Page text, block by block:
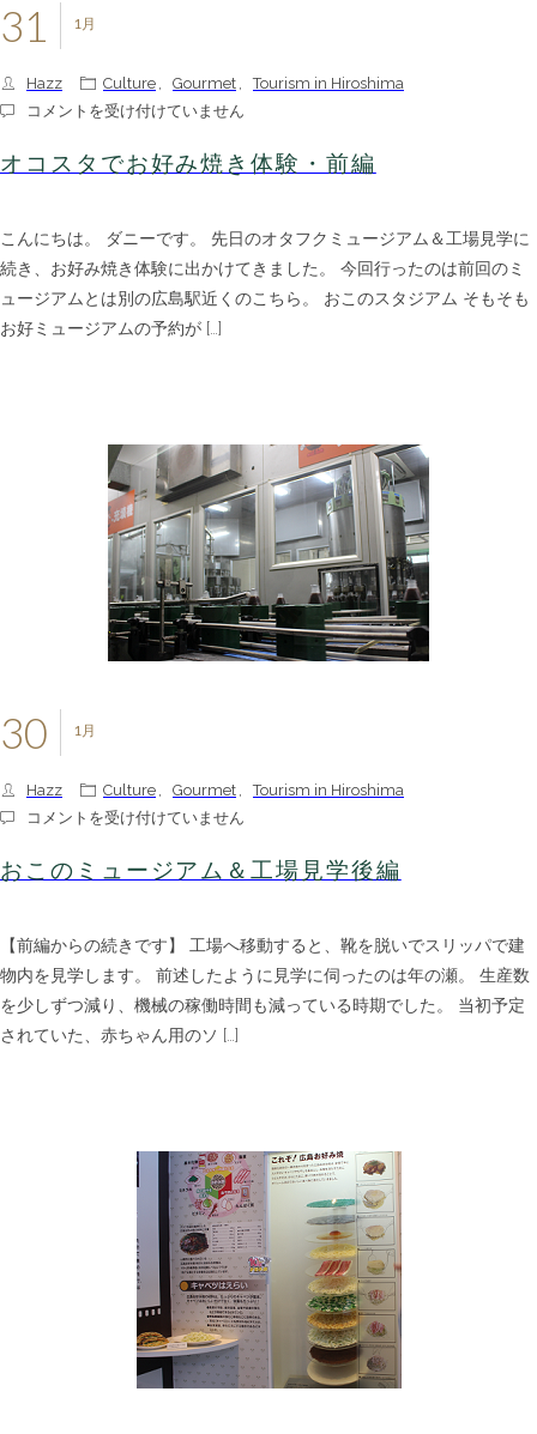
1月
31
Hazz Culture , Gourmet ,
Tourism in Hiroshima
オ
ス
タ
好
み
焼
き
体
コメントを受け付けていません
オコスタでお好み焼き体験・前編
こんにちは。 ダニーです。 先日のオタフクミュージアム＆工場見学に
続き、お好み焼き体験に出かけてきました。 今回行ったのは前回のミ
ュージアムとは別の広島駅近くのこちら。 おこのスタジアム そもそも
お好ミュージアムの予約が […]
1月
30
Hazz Culture , Gourmet ,
Tourism in Hiroshima
お
の
ミ
ジ
ア
ム
＆
工
コメントを受け付けていません
おこのミュージアム＆工場見学後編
【前編からの続きです】 工場へ移動すると、靴を脱いでスリッパで建
物内を見学します。 前述したように見学に伺ったのは年の瀬。 生産数
を少しずつ減り、機械の稼働時間も減っている時期でした。 当初予定
されていた、赤ちゃん用のソ […]